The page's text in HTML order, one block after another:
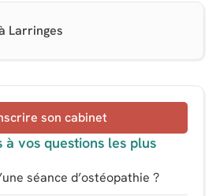
Larringes
son cabinet
à vos questions les plus
séance d’ostéopathie ?